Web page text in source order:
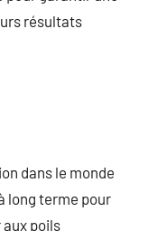
résultats
dans le monde
long terme pour
poils